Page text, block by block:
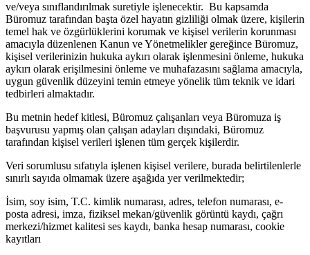
ve/veya sınıflandırılmak suretiyle işlenecektir. Bu kapsamda
Büromuz tarafından başta özel hayatın gizliliği olmak üzere, kişilerin
temel hak ve özgürlüklerini korumak ve kişisel verilerin korunması
amacıyla düzenlenen Kanun ve Yönetmelikler gereğince Büromuz,
kişisel verilerinizin hukuka aykırı olarak işlenmesini önleme, hukuka
aykırı olarak erişilmesini önleme ve muhafazasını sağlama amacıyla,
uygun güvenlik düzeyini temin etmeye yönelik tüm teknik ve idari
tedbirleri almaktadır.
Bu metnin hedef kitlesi, Büromuz çalışanları veya Büromuza iş
başvurusu yapmış olan çalışan adayları dışındaki, Büromuz
tarafından kişisel verileri işlenen tüm gerçek kişilerdir.
Veri sorumlusu sıfatıyla işlenen kişisel verilere, burada belirtilenlerle
sınırlı sayıda olmamak üzere aşağıda yer verilmektedir;
İsim, soy isim, T.C. kimlik numarası, adres, telefon numarası, e-
posta adresi, imza, fiziksel mekan/güvenlik görüntü kaydı, çağrı
merkezi/hizmet kalitesi ses kaydı, banka hesap numarası, cookie
kayıtları